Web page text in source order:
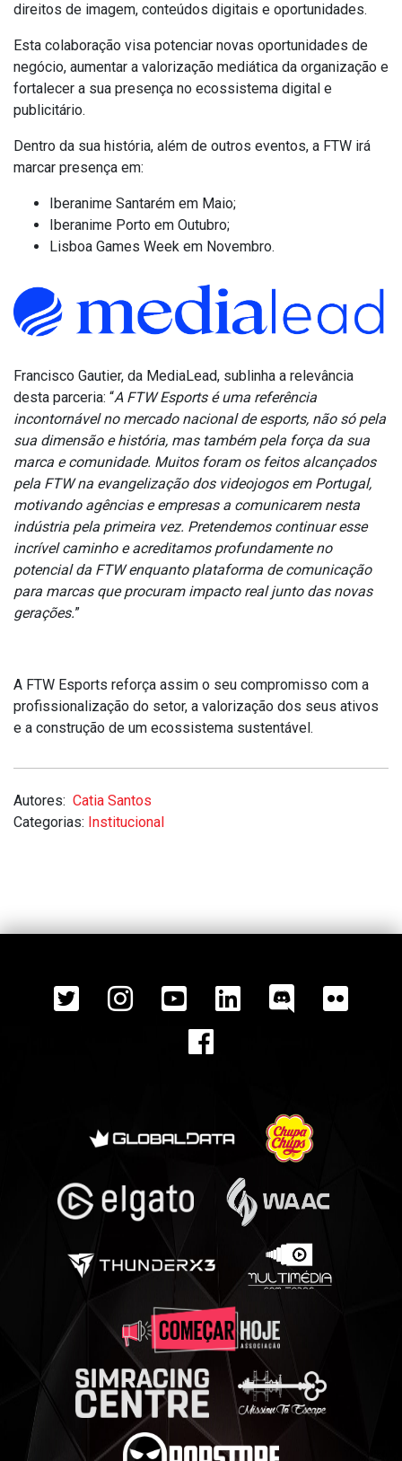
direitos de imagem, conteúdos digitais e oportunidades.
Esta colaboração visa potenciar novas oportunidades de
negócio, aumentar a valorização mediática da organização e
fortalecer a sua presença no ecossistema digital e
publicitário.
Dentro da sua história, além de outros eventos, a FTW irá
marcar presença em:
Iberanime Santarém em Maio;
Iberanime Porto em Outubro;
Lisboa Games Week em Novembro.
Francisco Gautier, da MediaLead, sublinha a relevância
desta parceria: “A FTW Esports é uma referência
incontornável no mercado nacional de esports, não só pela
sua dimensão e história, mas também pela força da sua
marca e comunidade. Muitos foram os feitos alcançados
pela FTW na evangelização dos videojogos em Portugal,
motivando agências e empresas a comunicarem nesta
indústria pela primeira vez. Pretendemos continuar esse
incrível caminho e acreditamos profundamente no
potencial da FTW enquanto plataforma de comunicação
para marcas que procuram impacto real junto das novas
gerações.”
A FTW Esports reforça assim o seu compromisso com a
profissionalização do setor, a valorização dos seus ativos
e a construção de um ecossistema sustentável.
Autores: Catia Santos
Categorias: Institucional